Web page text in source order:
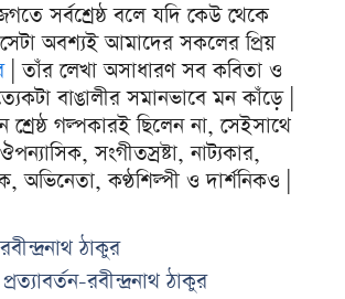
সর্বশ্রেষ্ঠ বলে যদি কেউ থেকে
অবশ্যই আমাদের সকলের প্রিয়
| তাঁর লেখা অসাধারণ সব কবিতা ও
বাঙালীর সমানভাবে মন কাঁড়ে |
গল্পকারই ছিলেন না, সেইসাথে
সংগীতস্রষ্টা, নাট্যকার,
অভিনেতা, কণ্ঠশিল্পী ও দার্শনিকও |
রবীন্দ্রনাথ ঠাকুর
রবীন্দ্রনাথ ঠাকুর